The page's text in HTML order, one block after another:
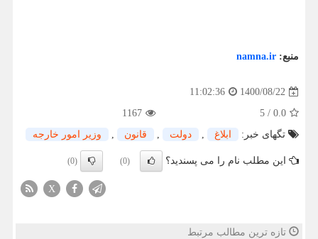
منبع: namna.ir
1400/08/22
11:02:36
0.0
/
5
1167
تگهای خبر:
ابلاغ , دولت , قانون , وزیر امور خارجه
این مطلب نام را می پسندید؟ (0)
(0)
X
تازه ترین مطالب مرتبط